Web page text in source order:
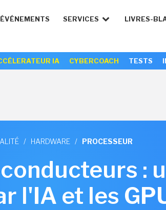
ÉVÉNEMENTS SERVICES LIVRES-
IA CYBERCOACH TESTS
/ HARDWARE / PROCESSEUR
:
l'IA et les